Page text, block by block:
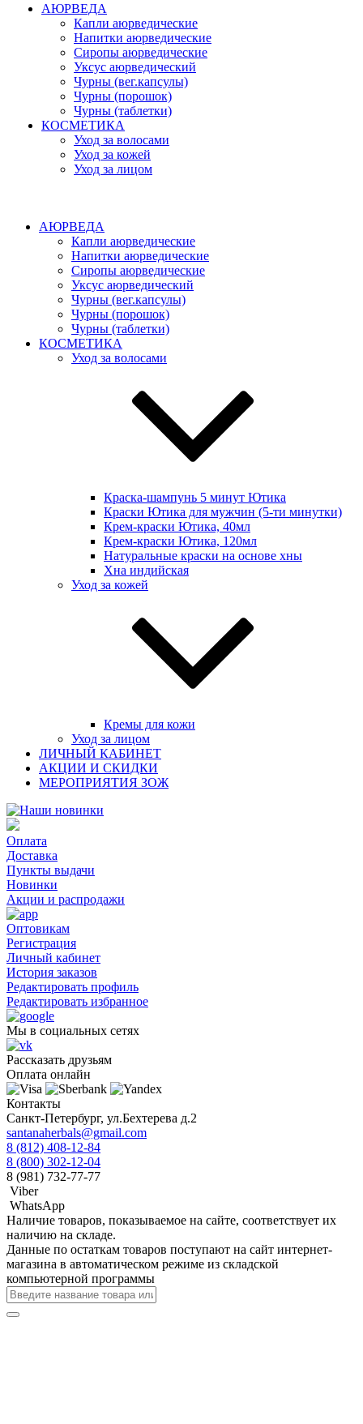
АЮРВЕДА
Капли аюрведические
Напитки аюрведические
Сиропы аюрведические
Уксус аюрведический
Чурны (вег.капсулы)
Чурны (порошок)
Чурны (таблетки)
КОСМЕТИКА
Уход за волосами
Уход за кожей
Уход за лицом
АЮРВЕДА
Капли аюрведические
Напитки аюрведические
Сиропы аюрведические
Уксус аюрведический
Чурны (вег.капсулы)
Чурны (порошок)
Чурны (таблетки)
КОСМЕТИКА
Уход за волосами
Краска-шампунь 5 минут Ютика
Краски Ютика для мужчин (5-ти минутки)
Крем-краски Ютика, 40мл
Крем-краски Ютика, 120мл
Натуральные краски на основе хны
Хна индийская
Уход за кожей
Кремы для кожи
Уход за лицом
ЛИЧНЫЙ КАБИНЕТ
АКЦИИ И СКИДКИ
МЕРОПРИЯТИЯ ЗОЖ
Оплата
Доставка
Пункты выдачи
Новинки
Акции и распродажи
Оптовикам
Регистрация
Личный кабинет
История заказов
Редактировать профиль
Редактировать избранное
Мы в социальных сетях
Рассказать друзьям
Оплата онлайн
Контакты
Санкт-Петербург, ул.Бехтерева д.2
santanaherbals@gmail.com
8 (812) 408-12-84
8 (800) 302-12-04
8 (981) 732-77-77
Viber
WhatsApp
Наличие товаров, показываемое на сайте, соответствует их
наличию на складе.
Данные по остаткам товаров поступают на сайт интернет-
магазина в автоматическом режиме из складской
компьютерной программы